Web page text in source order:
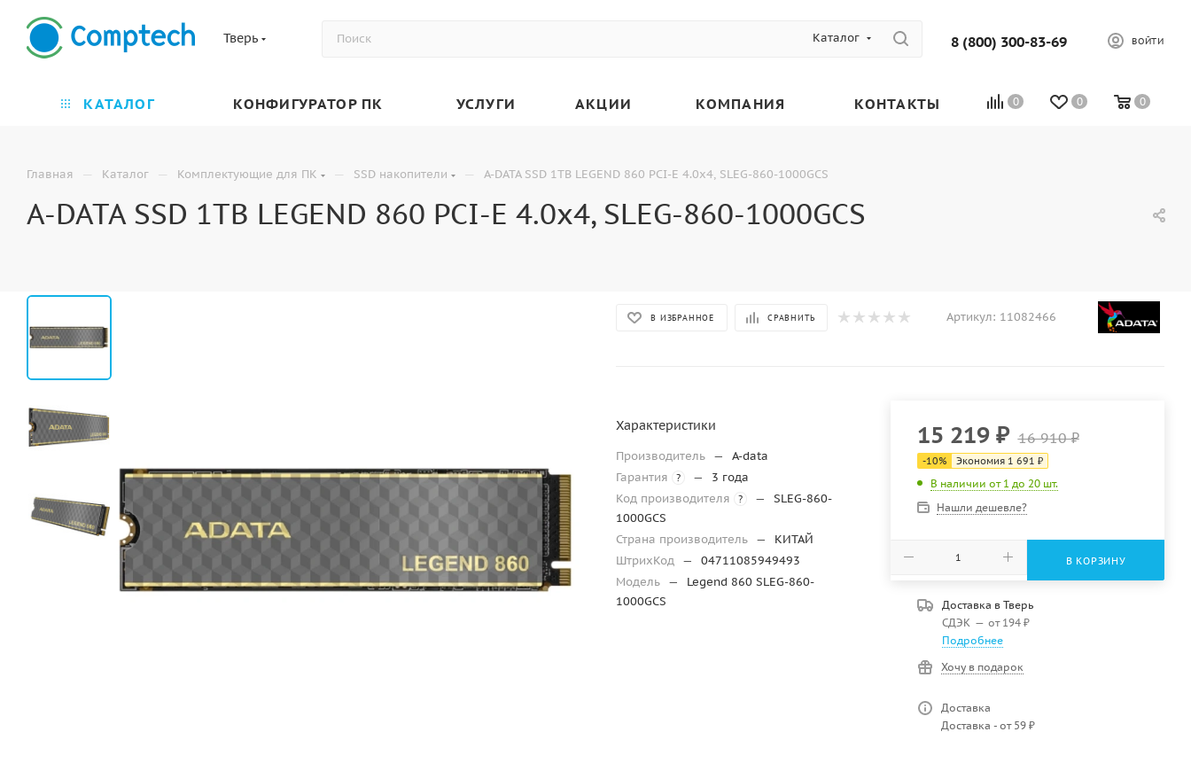
Тверь Каталог 8 (800) 300-83-69 ВОЙТИ
0 0 0
КАТАЛОГ КОНФИГУРАТОР ПК УСЛУГИ АКЦИИ КОМПАНИЯ КОНТАКТЫ
Главная — Каталог — Комплектующие для ПК — SSD накопители — A-DATA SSD 1TB LEGEND 860 PCI-E 4.0x4, SLEG-860-1000GCS
A-DATA SSD 1TB LEGEND 860 PCI-E 4.0x4, SLEG-860-1000GCS
В ИЗБРАННОЕ СРАВНИТЬ Артикул: 11082466
Характеристики
Производитель —
A-data
Гарантия
? —
3 года
Код производителя
? —
SLEG-860-
1000GCS
Страна производитель —
КИТАЙ
ШтрихКод —
04711085949493
Модель —
Legend 860 SLEG-860-
1000GCS
15 219₽ 16 910₽
-10% Экономия 1 691 ₽
В наличии от 1 до 20 шт.
Нашли дешевле?
В КОРЗИНУ
Доставка в Тверь
СДЭК — от 194 ₽
Подробнее
Хочу в подарок
Доставка
Доставка - от 59 ₽